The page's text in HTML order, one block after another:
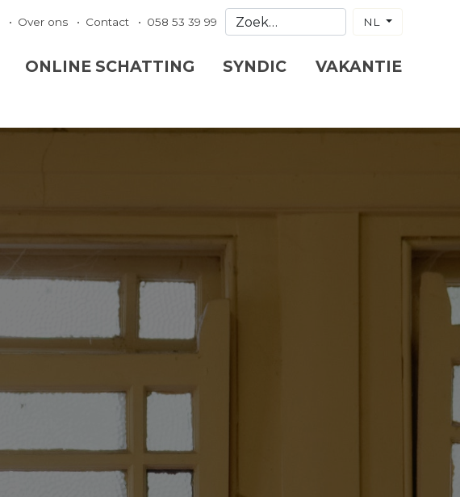
Over ons Contact 058 53 39 99 NL
ONLINE SCHATTING SYNDIC VAKANTIE